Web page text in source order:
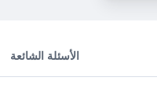
الأسئلة الشائعة